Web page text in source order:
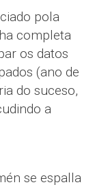
pola
completa
os datos
(ano de
do suceso,
a
se espalla